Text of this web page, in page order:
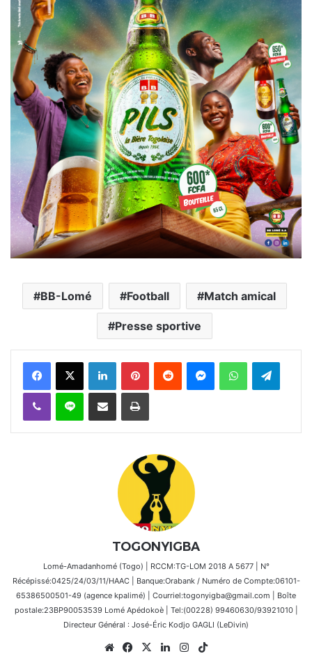
BB-Lomé Football Match amical
Presse sportive
FacebookX Linkedin PinterestReddit MessengerWhatsAppTelegram
Viber Ligne Partager par email Imprimer
TOGONYIGBA
Lomé-Amadanhomé (Togo) | RCCM:TG-LOM 2018 A 5677 | N°
Récépissé:0425/24/03/11/HAAC | Banque:Orabank / Numéro de Compte:06101-
65386500501-49 (agence kpalimé) | Courriel:togonyigba@gmail.com | Boîte
postale:23BP90053539 Lomé Apédokoè | Tel:(00228) 99460630/93921010 |
Directeur Général : José-Éric Kodjo GAGLI (LeDivin)
WebsiteFacebook
X LinkedinInstagram